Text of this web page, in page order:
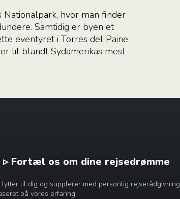
hvor man finder
Samtidig er byen et
eventyret i Torres del Paine
til blandt Sydamerikas mest
▹ Fortæl os om dine rejsedrømme
lytter til dig og supplerer med personlig rejserådgivning
på vores erfaring.